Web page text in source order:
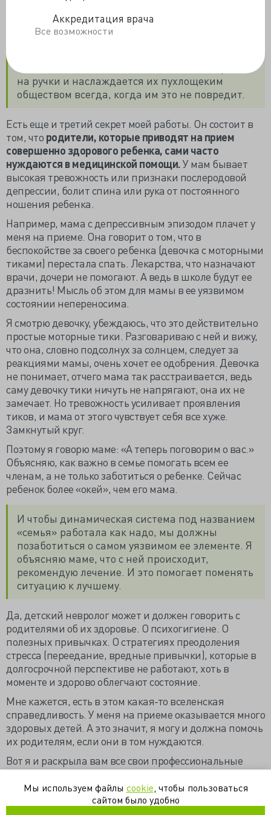
Аккредитация врача
Все возможности
редких и серьезных специалистов в нашем
регионе (мечтаю сделать с ней интервью для
на ручки и наслаждается их пухлощеким
обществом всегда, когда им это не повредит.
Есть еще и третий секрет моей работы. Он состоит в
том, что родители, которые приводят на прием
совершенно здорового ребенка, сами часто
нуждаются в медицинской помощи.У мам бывает
высокая тревожность или признаки послеродовой
депрессии, болит спина или рука от постоянного
ношения ребенка.
Например, мама с депрессивным эпизодом плачет у
меня на приеме. Она говорит о том, что в
беспокойстве за своего ребенка (девочка с моторными
тиками) перестала спать. Лекарства, что назначают
врачи, дочери не помогают. А ведь в школе будут ее
дразнить! Мысль об этом для мамы в ее уязвимом
состоянии непереносима.
Я смотрю девочку, убеждаюсь, что это действительно
простые моторные тики. Разговариваю с ней и вижу,
что она, словно подсолнух за солнцем, следует за
реакциями мамы, очень хочет ее одобрения. Девочка
не понимает, отчего мама так расстраивается, ведь
саму девочку тики ничуть не напрягают, она их не
замечает. Но тревожность усиливает проявления
тиков, и мама от этого чувствует себя все хуже.
Замкнутый круг.
Поэтому я говорю маме: «А теперь поговорим о вас.»
Объясняю, как важно в семье помогать всем ее
членам, а не только заботиться о ребенке. Сейчас
ребенок более «окей», чем его мама.
И чтобы динамическая система под названием
«семья» работала как надо, мы должны
позаботиться о самом уязвимом ее элементе. Я
объясняю маме, что с ней происходит,
рекомендую лечение. И это помогает поменять
ситуацию к лучшему.
Да, детский невролог может и должен говорить с
родителями об их здоровье. О психогигиене. О
полезных привычках. О стратегиях преодоления
стресса (переедание, вредные привычки), которые в
долгосрочной перспективе не работают, хоть в
моменте и здорово облегчают состояние.
Мне кажется, есть в этом какая-то вселенская
справедливость. У меня на приеме оказывается много
здоровых детей. А это значит, я могу и должна помочь
их родителям, если они в том нуждаются.
Вот я и раскрыла вам все свои профессиональные
секреты и тайны. В комментариях предлагаю
рассказать о вашем собственном опыте посещения
детских врачей. Поделитесь, как это было!
Мы используем файлы cookie , чтобы пользоваться
сайтом было удобно